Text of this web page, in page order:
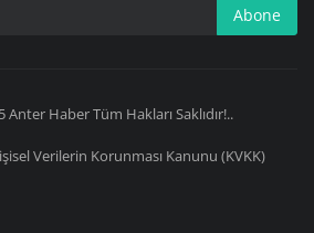
Abone
Anter Haber Tüm Hakları Saklıdır!..
Verilerin Korunması Kanunu (KVKK)